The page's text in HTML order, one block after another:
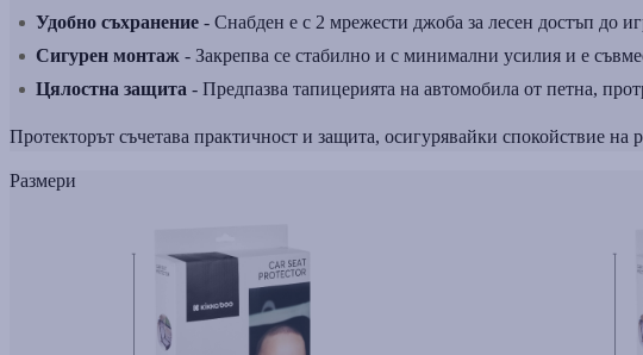
Удобно съхранение - Снабден е с 2 мрежести джоба за лесен достъп до
Сигурен монтаж - Закрепва се стабилно и с минимални усилия и е
Цялостна защита - Предпазва тапицерията на автомобила от петна,
Протекторът съчетава практичност и защита, осигурявайки спокойствие
Размери